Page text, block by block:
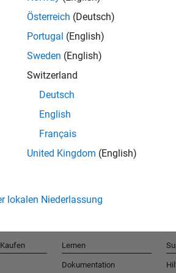
Erhalten Sie
Österreich (Deutsch)
Portugal (English)
Sweden (English)
Switzerland
Deutsch
English
Français
United Kingdom (English)
lokalen Niederlassung
Lernen
Dokumentation